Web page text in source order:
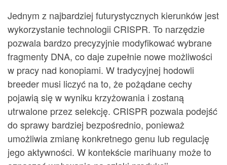
Jednym z najbardziej futurystycznych kierunków jest
wykorzystanie technologii CRISPR. To narzędzie
pozwala bardzo precyzyjnie modyfikować wybrane
fragmenty DNA, co daje zupełnie nowe możliwości
w pracy nad konopiami. W tradycyjnej hodowli
breeder musi liczyć na to, że pożądane cechy
pojawią się w wyniku krzyżowania i zostaną
utrwalone przez selekcję. CRISPR pozwala podejść
do sprawy bardziej bezpośrednio, ponieważ
umożliwia zmianę konkretnego genu lub regulację
jego aktywności. W kontekście marihuany może to